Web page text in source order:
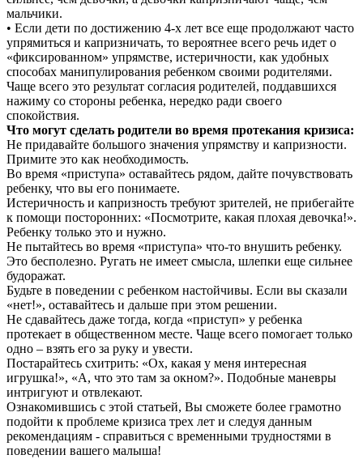
мальчики.
• Если дети по достижению 4-х лет все еще продолжают часто
упрямиться и капризничать, то вероятнее всего речь идет о
«фиксированном» упрямстве, истеричности, как удобных
способах манипулирования ребенком своими родителями.
Чаще всего это результат согласия родителей, поддавшихся
нажиму со стороны ребенка, нередко ради своего
спокойствия.
Что могут сделать родители во время протекания кризиса:
Не придавайте большого значения упрямству и капризности.
Примите это как необходимость.
Во время «приступа» оставайтесь рядом, дайте почувствовать
ребенку, что вы его понимаете.
Истеричность и капризность требуют зрителей, не прибегайте
к помощи посторонних: «Посмотрите, какая плохая девочка!».
Ребенку только это и нужно.
Не пытайтесь во время «приступа» что-то внушить ребенку.
Это бесполезно. Ругать не имеет смысла, шлепки еще сильнее
будоражат.
Будьте в поведении с ребенком настойчивы. Если вы сказали
«нет!», оставайтесь и дальше при этом решении.
Не сдавайтесь даже тогда, когда «приступ» у ребенка
протекает в общественном месте. Чаще всего помогает только
одно – взять его за руку и увести.
Постарайтесь схитрить: «Ох, какая у меня интересная
игрушка!», «А, что это там за окном?». Подобные маневры
интригуют и отвлекают.
Ознакомившись с этой статьей, Вы сможете более грамотно
подойти к проблеме кризиса трех лет и следуя данным
рекомендациям - справиться с временными трудностями в
поведении вашего малыша!